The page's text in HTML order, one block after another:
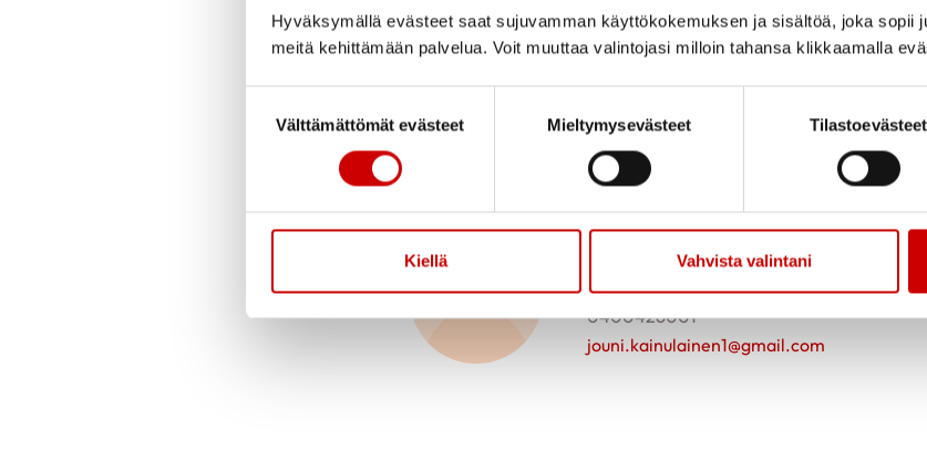
Hyväksymällä evästeet saat sujuvamman käyttökokemuksen ja sisältöä, joka sopii
meitä kehittämään palvelua. Voit muuttaa valintojasi milloin tahansa klikkaamalla
Välttämättömät evästeet
Mieltymysevästeet Tilastoevästeet
Kiellä Vahvista valintani
Jouni Kainulainen
jouni.kainulainen1@gmail.com
Jouni Kainulainen
Yhdistyksen jäsenasioiden hoitaja
0400426001
jouni.kainulainen1@gmail.com